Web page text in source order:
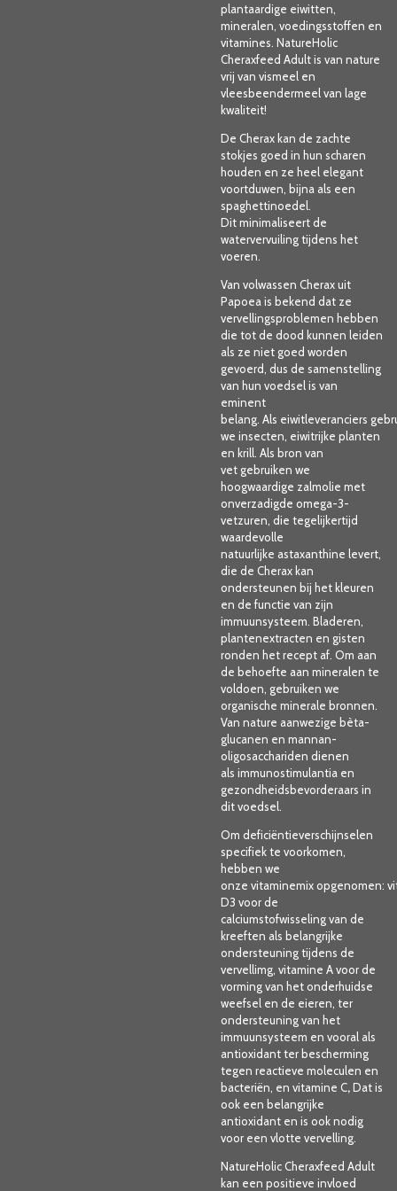
plantaardige eiwitten,
mineralen, voedingsstoffen en
vitamines. NatureHolic
Cheraxfeed Adult is van nature
vrij van vismeel en
vleesbeendermeel van lage
kwaliteit!
De Cherax kan de zachte
stokjes goed in hun scharen
houden en ze heel elegant
voortduwen, bijna als een
spaghettinoedel.
Ditminimaliseert de
watervervuilingtijdens het
voeren.
Van volwassen Cherax uit
Papoea is bekend dat ze
vervellingsproblemen hebben
die tot de dood kunnen leiden
als ze niet goed worden
gevoerd, dus de samenstelling
van hun voedsel is van
eminent
belang. Als eiwitleveranciers
we insecten, eiwitrijke planten
en krill. Als bron van
vetgebruiken we
hoogwaardige zalmolie met
onverzadigde omega-3-
vetzuren, die tegelijkertijd
waardevolle
natuurlijke astaxanthine levert,
die de Cherax kan
ondersteunen bij het kleuren
en de functie van zijn
immuunsysteem. Bladeren,
plantenextracten en gisten
ronden het recept af. Om aan
de behoefte aan mineralen te
voldoen, gebruiken we
organische minerale bronnen.
Van nature aanwezige bèta-
glucanen en mannan-
oligosacchariden dienen
als immunostimulantia en
gezondheidsbevorderaars in
dit voedsel.
Om deficiëntieverschijnselen
specifiek te voorkomen,
hebben we
onze vitaminemixopgenomen:
D3 voor de
calciumstofwisseling van de
kreeften als belangrijke
ondersteuning tijdens de
vervellimg, vitamine Avoor de
vorming van het onderhuidse
weefsel en de eieren, ter
ondersteuning van het
immuunsysteem en vooral als
antioxidant ter bescherming
tegen reactieve moleculen en
bacteriën, en vitamine C,Dat is
ook een belangrijke
antioxidant en is ook nodig
voor een vlotte vervelling.
NatureHolic Cheraxfeed Adult
kan een positieve invloed